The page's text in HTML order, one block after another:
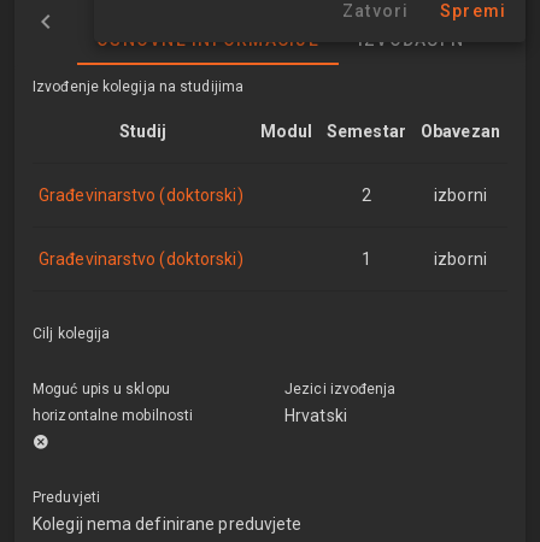
OSNOVNE INFORMACIJE IZVOĐAČI NASTAVE
Izvođenje kolegija na studijima
Studij Modul Semestar Obavezan
Građevinarstvo (doktorski) 2 izborni
Građevinarstvo (doktorski) 1 izborni
Cilj kolegija
Moguć upis u sklopu
horizontalne mobilnosti
Jezici izvođenja
Hrvatski
Preduvjeti
Kolegij nema definirane preduvjete
Zatvori Spremi